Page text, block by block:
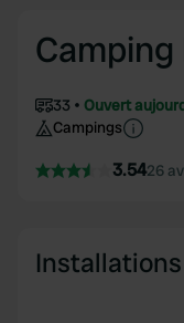
33
Ouvert
Campings
3.5426
Installations